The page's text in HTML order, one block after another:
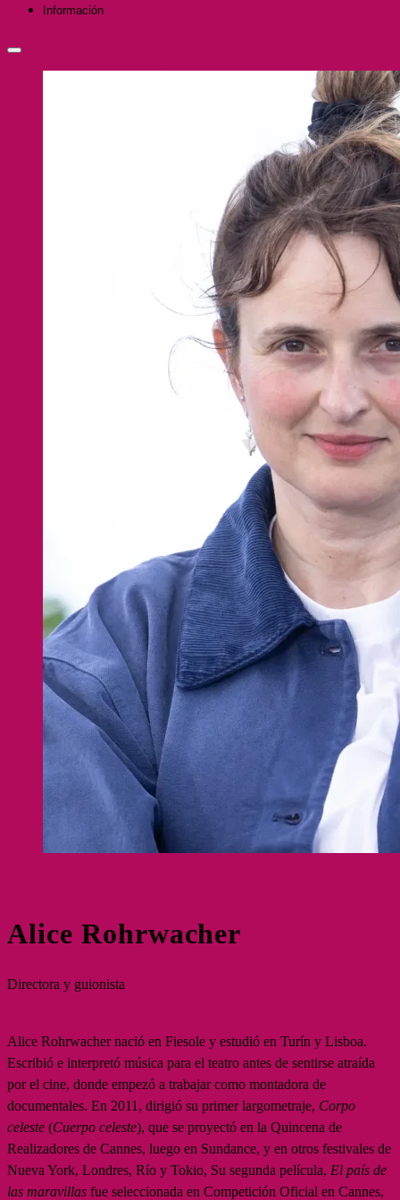
Información
Alice Rohrwacher
Directora y guionista
Alice Rohrwacher nació en Fiesole y estudió en Turín y Lisboa.
Escribió e interpretó música para el teatro antes de sentirse atraída
por el cine, donde empezó a trabajar como montadora de
documentales. En 2011, dirigió su primer largometraje, Corpo
celeste (Cuerpo celeste), que se proyectó en la Quincena de
Realizadores de Cannes, luego en Sundance, y en otros festivales de
Nueva York, Londres, Río y Tokio, Su segunda película, El país de
las maravillas fue seleccionada en Competición Oficial en Cannes,